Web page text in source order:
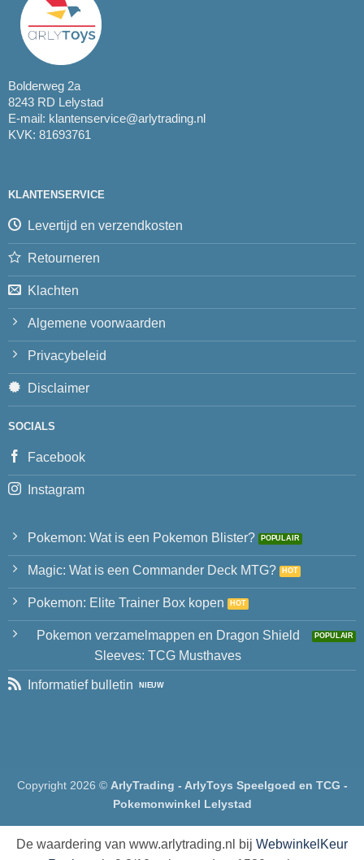
Bolderweg 2a
8243 RD Lelystad
E-mail: klantenservice@arlytrading.nl
KVK: 81693761
KLANTENSERVICE
Levertijd en verzendkosten
Retourneren
Klachten
Algemene voorwaarden
Privacybeleid
Disclaimer
SOCIALS
Facebook
Instagram
Pokemon: Wat is een Pokemon Blister?
Magic: Wat is een Commander Deck MTG?
Pokemon: Elite Trainer Box kopen
Pokemon verzamelmappen en Dragon Shield
Sleeves: TCG Musthaves
Informatief bulletin
Copyright 2026 © ArlyTrading - ArlyToys Speelgoed en TCG -
Pokemonwinkel Lelystad
De waardering van www.arlytrading.nl bij WebwinkelKeur